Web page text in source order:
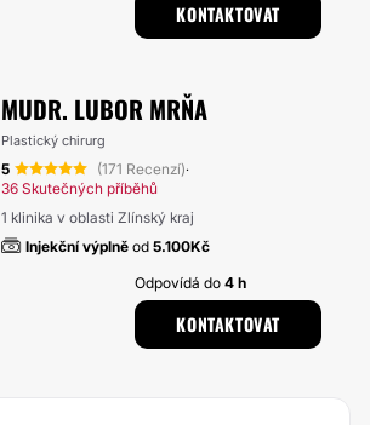
KONTAKTOVAT
MUDR. LUBOR MRŇA
Plastický chirurg
5 (171 Recenzí)·
36 Skutečných příběhů
1 klinika v oblasti Zlínský kraj
Injekční výplně od 5.100Kč
Odpovídá do4 h
KONTAKTOVAT